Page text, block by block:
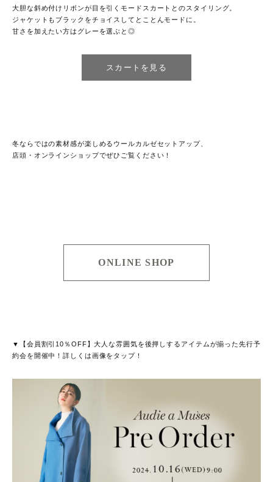
大胆な斜め付けリボンが目を引くモードスカートとのスタイリング。
ジャケットもブラックをチョイスしてとことんモードに。
甘さを加えたい方はグレーを選ぶと◎
スカートを見る
冬ならではの素材感が楽しめるウールカルゼセットアップ、
店頭・オンラインショップでぜひご覧ください！
ONLINE SHOP
▼【会員割引10％OFF】大人な雰囲気を後押しするアイテムが揃った先行予
約会を開催中！詳しくは画像をタップ！